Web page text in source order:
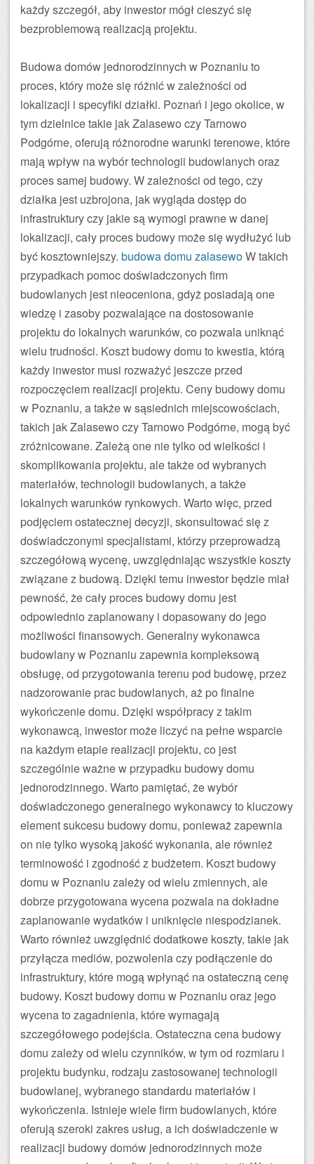
każdy szczegół, aby inwestor mógł cieszyć się
bezproblemową realizacją projektu.
Budowa domów jednorodzinnych w Poznaniu to
proces, który może się różnić w zależności od
lokalizacji i specyfiki działki. Poznań i jego okolice, w
tym dzielnice takie jak Zalasewo czy Tarnowo
Podgórne, oferują różnorodne warunki terenowe, które
mają wpływ na wybór technologii budowlanych oraz
proces samej budowy. W zależności od tego, czy
działka jest uzbrojona, jak wygląda dostęp do
infrastruktury czy jakie są wymogi prawne w danej
lokalizacji, cały proces budowy może się wydłużyć lub
być kosztowniejszy. budowa domu zalasewoW takich
przypadkach pomoc doświadczonych firm
budowlanych jest nieoceniona, gdyż posiadają one
wiedzę i zasoby pozwalające na dostosowanie
projektu do lokalnych warunków, co pozwala uniknąć
wielu trudności. Koszt budowy domu to kwestia, którą
każdy inwestor musi rozważyć jeszcze przed
rozpoczęciem realizacji projektu. Ceny budowy domu
w Poznaniu, a także w sąsiednich miejscowościach,
takich jak Zalasewo czy Tarnowo Podgórne, mogą być
zróżnicowane. Zależą one nie tylko od wielkości i
skomplikowania projektu, ale także od wybranych
materiałów, technologii budowlanych, a także
lokalnych warunków rynkowych. Warto więc, przed
podjęciem ostatecznej decyzji, skonsultować się z
doświadczonymi specjalistami, którzy przeprowadzą
szczegółową wycenę, uwzględniając wszystkie koszty
związane z budową. Dzięki temu inwestor będzie miał
pewność, że cały proces budowy domu jest
odpowiednio zaplanowany i dopasowany do jego
możliwości finansowych. Generalny wykonawca
budowlany w Poznaniu zapewnia kompleksową
obsługę, od przygotowania terenu pod budowę, przez
nadzorowanie prac budowlanych, aż po finalne
wykończenie domu. Dzięki współpracy z takim
wykonawcą, inwestor może liczyć na pełne wsparcie
na każdym etapie realizacji projektu, co jest
szczególnie ważne w przypadku budowy domu
jednorodzinnego. Warto pamiętać, że wybór
doświadczonego generalnego wykonawcy to kluczowy
element sukcesu budowy domu, ponieważ zapewnia
on nie tylko wysoką jakość wykonania, ale również
terminowość i zgodność z budżetem. Koszt budowy
domu w Poznaniu zależy od wielu zmiennych, ale
dobrze przygotowana wycena pozwala na dokładne
zaplanowanie wydatków i uniknięcie niespodzianek.
Warto również uwzględnić dodatkowe koszty, takie jak
przyłącza mediów, pozwolenia czy podłączenie do
infrastruktury, które mogą wpłynąć na ostateczną cenę
budowy. Koszt budowy domu w Poznaniu oraz jego
wycena to zagadnienia, które wymagają
szczegółowego podejścia. Ostateczna cena budowy
domu zależy od wielu czynników, w tym od rozmiaru i
projektu budynku, rodzaju zastosowanej technologii
budowlanej, wybranego standardu materiałów i
wykończenia. Istnieje wiele firm budowlanych, które
oferują szeroki zakres usług, a ich doświadczenie w
realizacji budowy domów jednorodzinnych może